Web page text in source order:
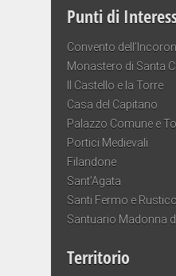
Punti di
Convento
Monastero di Santa
Il Castello e la Torre
Casa del Capitano
Palazzo Comune e
Portici Medievali
Filandone
Sant’Agata
Santi Fermo e Rustico
Santuario Madonna
Territorio